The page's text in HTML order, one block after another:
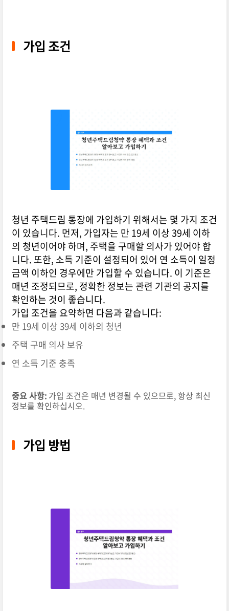
가입 조건
청년 주택드림 통장에 가입하기 위해서는 몇 가지 조건
이 있습니다. 먼저, 가입자는 만 19세 이상 39세 이하
의 청년이어야 하며, 주택을 구매할 의사가 있어야 합
니다. 또한, 소득 기준이 설정되어 있어 연 소득이 일정
금액 이하인 경우에만 가입할 수 있습니다. 이 기준은
매년 조정되므로, 정확한 정보는 관련 기관의 공지를
확인하는 것이 좋습니다.
가입 조건을 요약하면 다음과 같습니다:
만 19세 이상 39세 이하의 청년
주택 구매 의사 보유
연 소득 기준 충족
중요 사항:가입 조건은 매년 변경될 수 있으므로, 항상 최신
정보를 확인하십시오.
가입 방법